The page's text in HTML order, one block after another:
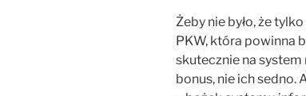
Żeby nie było, że
PKW, która powinna
skutecznie na
bonus, nie ich sedno.